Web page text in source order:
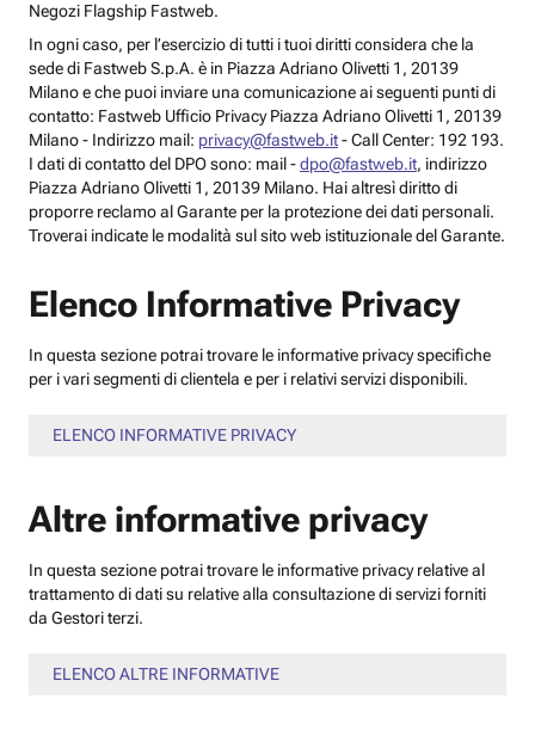
Negozi Flagship Fastweb.
In ogni caso, per l’esercizio di tutti i tuoi diritti considera che la
sede di Fastweb S.p.A. è in Piazza Adriano Olivetti 1, 20139
Milano e che puoi inviare una comunicazione ai seguenti punti di
contatto: Fastweb Ufficio Privacy Piazza Adriano Olivetti 1, 20139
Milano - Indirizzo mail: privacy@fastweb.it- Call Center: 192 193.
I dati di contatto del DPO sono: mail -dpo@fastweb.it, indirizzo
Piazza Adriano Olivetti 1, 20139 Milano. Hai altresì diritto di
proporre reclamo al Garante per la protezione dei dati personali.
Troverai indicate le modalità sul sito web istituzionale del Garante.
Elenco Informative Privacy
In questa sezione potrai trovare le informative privacy specifiche
per i vari segmenti di clientela e per i relativi servizi disponibili.
ELENCO INFORMATIVE PRIVACY
Altre informative privacy
In questa sezione potrai trovare le informative privacy relative al
trattamento di dati su relative alla consultazione di servizi forniti
da Gestori terzi.
ELENCO ALTRE INFORMATIVE